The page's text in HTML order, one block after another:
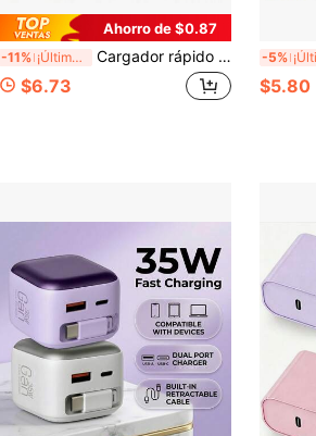
Ahorro de $0.87
-11% ¡Últimos 3 días Cargador rápido PD de 30W + Cable de carga rápida PD, compatible con iPhone 14 Pro Max/14 Pro/14 Plus/14/13/12/11/XS Max/XR/X y series iPad, adaptador de carga rápida adecuado para viajes, oficina, dormitorio y hogar
$6.73
-5%
$5.80